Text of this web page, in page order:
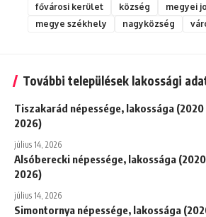
fővárosi kerület község
megyei
megye székhely
nagyközség
További települések lakossági
Tiszakarád népessége, lakossága (2020
2026)
július 14, 2026
Alsóberecki népessége, lakossága (2020
2026)
július 14, 2026
Simontornya népessége, lakossága